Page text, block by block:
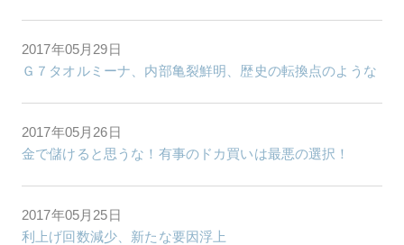
2017年05月29日
Ｇ７タオルミーナ、内部亀裂鮮明、歴史の転換点のような
2017年05月26日
金で儲けると思うな！有事のドカ買いは最悪の選択！
2017年05月25日
利上げ回数減少、新たな要因浮上